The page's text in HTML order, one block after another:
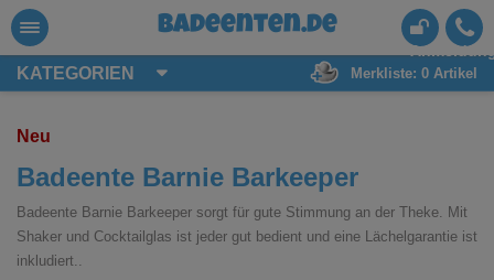
badeenten.de
KATEGORIEN Merkliste: 0 Artikel
Neu
Badeente Barnie Barkeeper
Badeente Barnie Barkeeper sorgt für gute Stimmung an der Theke. Mit
Shaker und Cocktailglas ist jeder gut bedient und eine Lächelgarantie ist
inkludiert..